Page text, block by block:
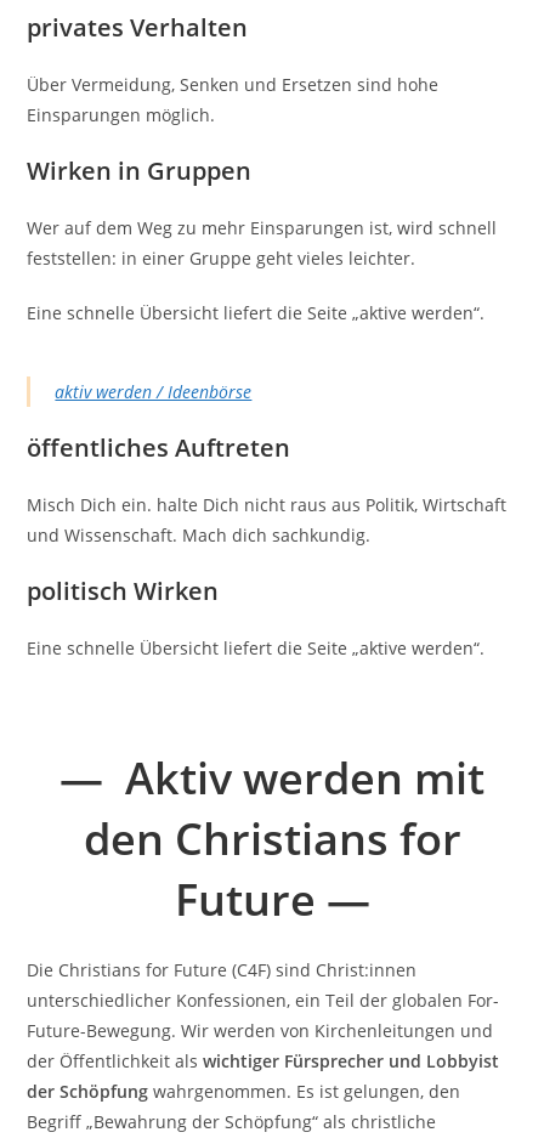
privates Verhalten
Über Vermeidung, Senken und Ersetzen sind hohe
Einsparungen möglich.
Wirken in Gruppen
Wer auf dem Weg zu mehr Einsparungen ist, wird schnell
feststellen: in einer Gruppe geht vieles leichter.
Eine schnelle Übersicht liefert die Seite „aktive werden“.
aktiv werden / Ideenbörse
öffentliches Auftreten
Misch Dich ein. halte Dich nicht raus aus Politik, Wirtschaft
und Wissenschaft. Mach dich sachkundig.
politisch Wirken
Eine schnelle Übersicht liefert die Seite „aktive werden“.
— Aktiv werden mit
den Christians for
Future —
Die Christians for Future (C4F) sind Christ:innen
unterschiedlicher Konfessionen, ein Teil der globalen For-
Future-Bewegung. Wir werden von Kirchenleitungen und
der Öffentlichkeit alswichtiger Fürsprecher und Lobbyist
der Schöpfungwahrgenommen. Es ist gelungen, den
Begriff „Bewahrung der Schöpfung“ als christliche